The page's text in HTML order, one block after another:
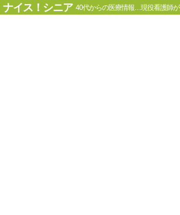
ナイス！シニア 40代からの医療情報…現役看護師